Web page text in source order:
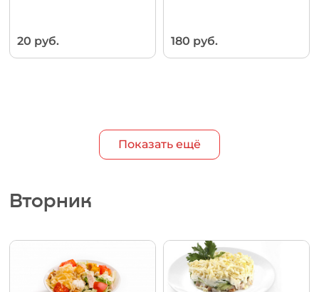
20 руб. 180 руб.
Показать ещё
Вторник